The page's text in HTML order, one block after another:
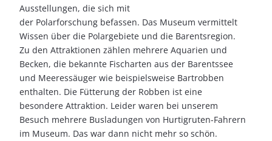
Ausstellungen, die sich mit
der Polarforschung befassen. Das Museum vermittelt
Wissen über die Polargebiete und die Barentsregion.
Zu den Attraktionen zählen mehrere Aquarien und
Becken, die bekannte Fischarten aus der Barentssee
und Meeressäuger wie beispielsweise Bartrobben
enthalten. Die Fütterung der Robben ist eine
besondere Attraktion. Leider waren bei unserem
Besuch mehrere Busladungen von Hurtigruten-Fahrern
im Museum. Das war dann nicht mehr so schön.